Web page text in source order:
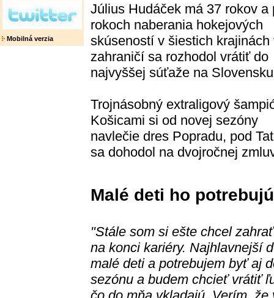
Mobilná verzia
Július Hudáček má 37 rokov a
rokoch naberania hokejových
skúseností v šiestich krajinách
zahraničí sa rozhodol vrátiť do
najvyššej súťaže na
Trojnásobný extraligový
Košicami si od novej sezóny
navlečie dres Popradu, pod
sa dohodol na dvojročnej
Malé deti ho potrebujú
"Stále som si ešte chcel
na konci kariéry. Najhlavnejší
malé deti a potrebujem byť aj
sezónu a budem chcieť vrátiť